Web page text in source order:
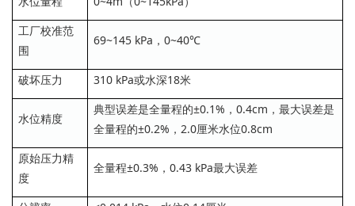
工厂校准范
围
69~145 kPa，0~40℃
破坏压力 310 kPa或水深18米
水位精度
典型误差是全量程的±0.1%，0.4cm，最大误差是
全量程的±0.2%，2.0厘米水位0.8cm
原始压力精
度
全量程±0.3%，0.43 kPa最大误差